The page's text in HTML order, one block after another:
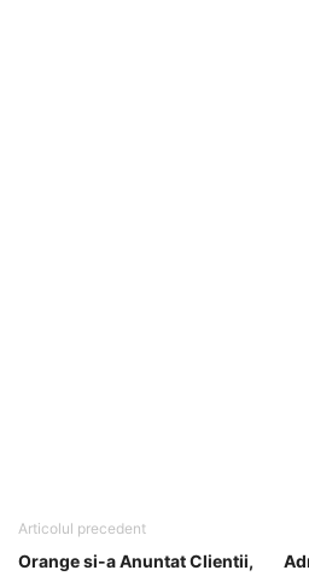
Articolul precedent
Orange si-a Anuntat Clientii,